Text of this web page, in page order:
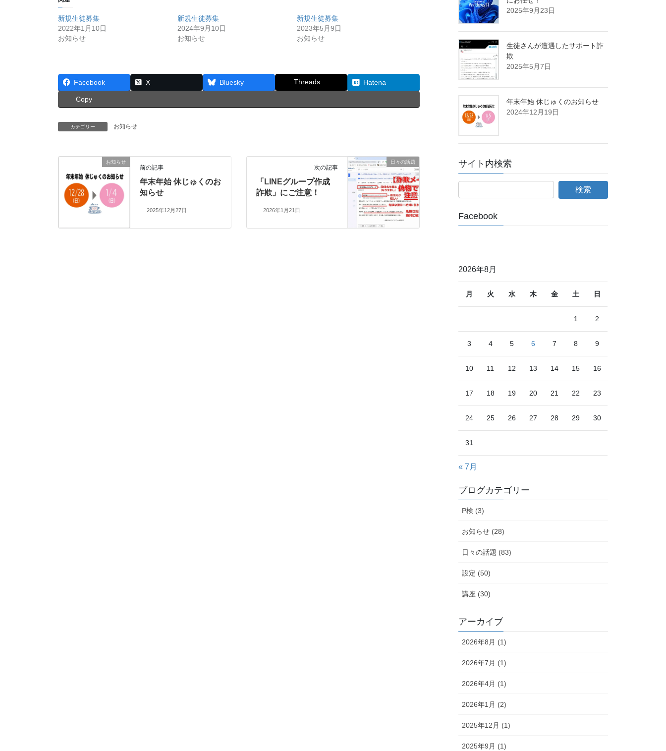
新規生徒募集
2022年1月10日
お知らせ
新規生徒募集
2024年9月10日
お知らせ
新規生徒募集
2023年5月9日
お知らせ
Facebook X Bluesky Threads Hatena
Copy
カテゴリー お知らせ
お知らせ
前の記事
年末年始 休じゅくのお
知らせ
2025年12月27日
日々の話題
次の記事
「LINEグループ作成
詐欺」にご注意！
2026年1月21日
2025年9月23日
生徒さんが遭遇したサポート詐
欺
2025年5月7日
年末年始 休じゅくのお知らせ
2024年12月19日
サイト内検索
Facebook
2026年8月
月 火 水 木 金 土 日
1 2
3 4 5 6 7 8 9
10 11 12 13 14 15 16
17 18 19 20 21 22 23
24 25 26 27 28 29 30
31
« 7月
ブログカテゴリー
P検 (3)
お知らせ (28)
日々の話題 (83)
設定 (50)
講座 (30)
アーカイブ
2026年8月 (1)
2026年7月 (1)
2026年4月 (1)
2026年1月 (2)
2025年12月 (1)
2025年9月 (1)